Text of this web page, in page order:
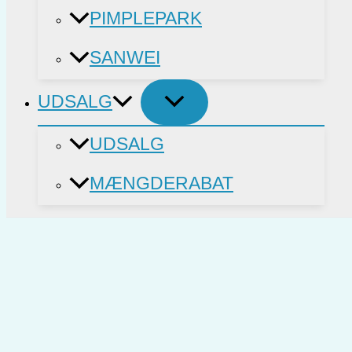
PIMPLEPARK
SANWEI
UDSALG
UDSALG
MÆNGDERABAT